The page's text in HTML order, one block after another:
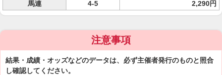
馬連
4-5 2,290円
注意事項
結果・成績・オッズなどのデータは、必ず主催者発行のものと照合
し確認してください。